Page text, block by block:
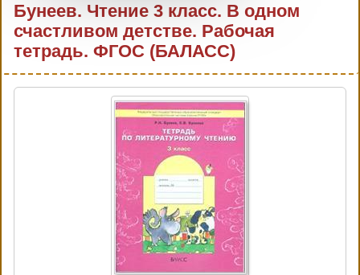
Бунеев. Чтение 3 класс. В одном
счастливом детстве. Рабочая
тетрадь. ФГОС (БАЛАСС)